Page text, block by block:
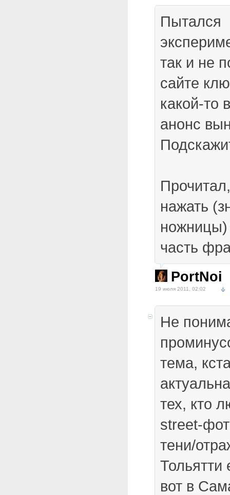
Пытался
так и не
сайте
какой-то
анонс
нажать
часть
PortNoi
19 июля 2011, 02:02
Не
тема,
тех, кто
street-
тени/
вот в